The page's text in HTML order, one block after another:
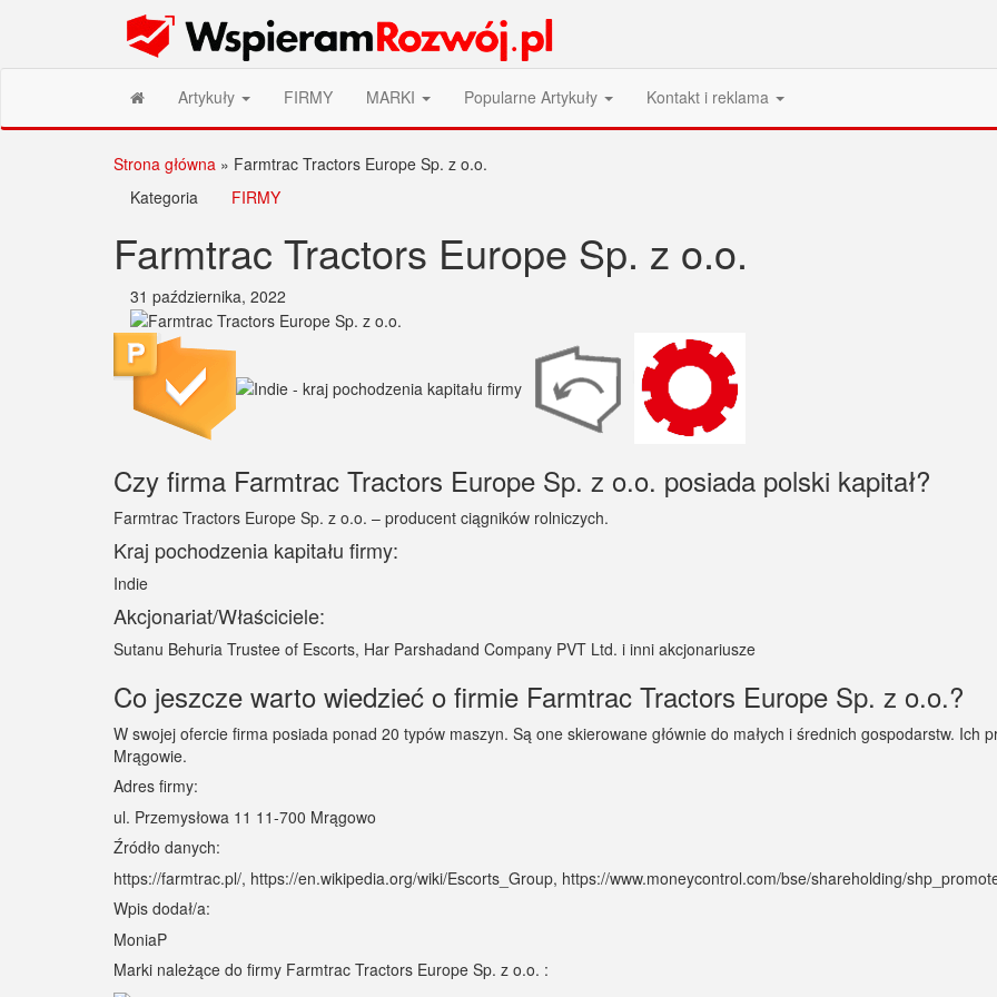
Wspieram Rozwój PL
Artykuły FIRMY MARKI Popularne Artykuły Kontakt i reklama
Strona główna » Farmtrac Tractors Europe Sp. z o.o.
Kategoria
FIRMY
Farmtrac Tractors Europe Sp. z o.o.
31 października, 2022
Czy firma Farmtrac Tractors Europe Sp. z o.o. posiada polski kapitał?
Farmtrac Tractors Europe Sp. z o.o. – producent ciągników rolniczych.
Kraj pochodzenia kapitału firmy:
Indie
Akcjonariat/Właściciele:
Sutanu Behuria Trustee of Escorts, Har Parshadand Company PVT Ltd. i inni akcjonariusze
Co jeszcze warto wiedzieć o firmie Farmtrac Tractors Europe Sp. z o.o.?
W swojej ofercie firma posiada ponad 20 typów maszyn. Są one skierowane głównie do małych i średnich gospodarstw. Ich
Mrągowie.
Adres firmy:
ul. Przemysłowa 11 11-700 Mrągowo
Źródło danych:
https://farmtrac.pl/, https://en.wikipedia.org/wiki/Escorts_Group, https://www.moneycontrol.com/bse/shareholding/
Wpis dodał/a:
MoniaP
Marki należące do firmy Farmtrac Tractors Europe Sp. z o.o. :